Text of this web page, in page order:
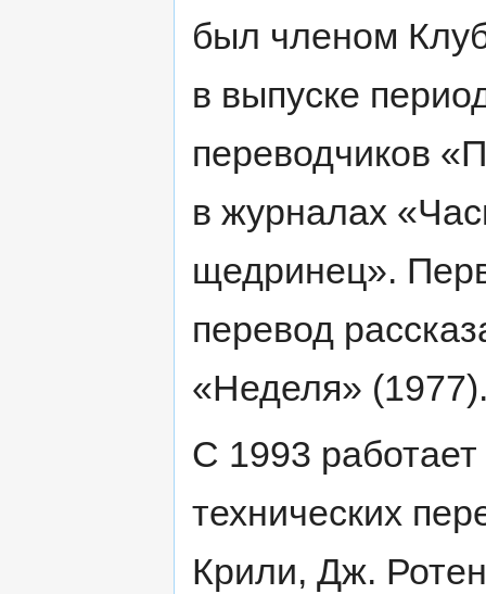
был членом
в выпуске
переводчиков
в журналах
щедринец».
перевод
«Неделя»
С 1993
технических
Крили, Дж.